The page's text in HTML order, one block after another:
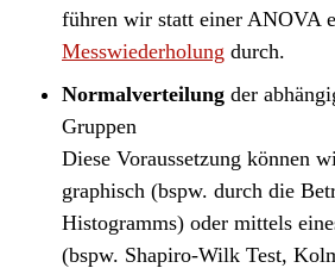
führen wir statt einer ANOVA
Messwiederholung durch.
Normalverteilung der
Gruppen
Diese Voraussetzung können
graphisch (bspw. durch die
Histogramms) oder mittels
(bspw. Shapiro-Wilk Test,